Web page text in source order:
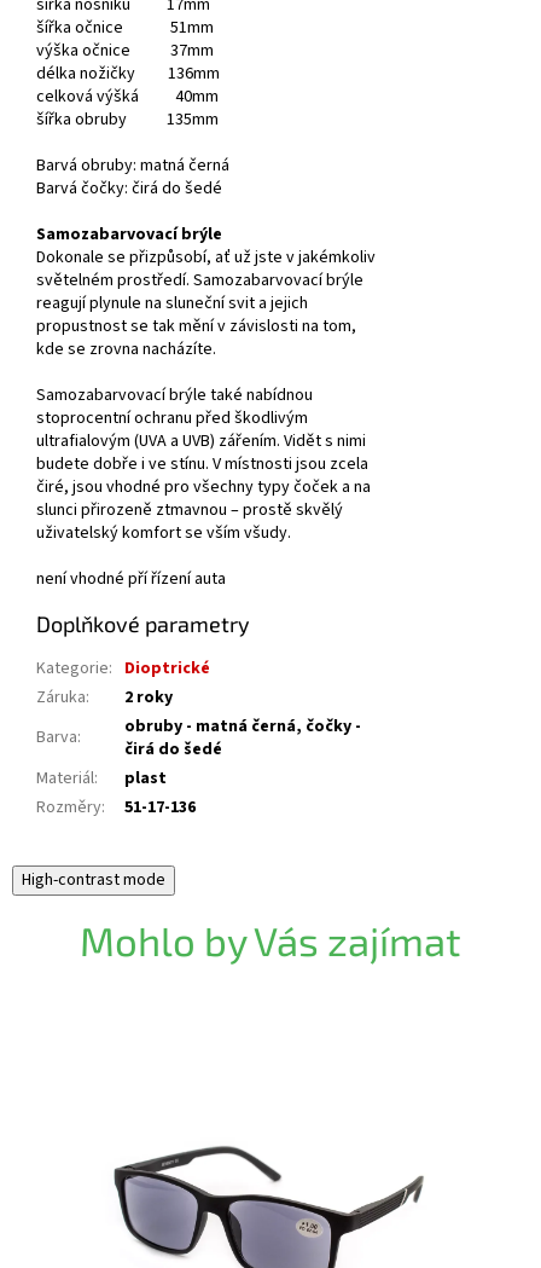
šířka očnice 51mm
výška očnice 37mm
délka nožičky 136mm
celková výšká 40mm
šířka obruby 135mm
Barvá obruby: matná černá
Barvá čočky: čirá do šedé
Samozabarvovací brýle
Dokonale se přizpůsobí, ať už jste v jakémkoliv
světelném prostředí. Samozabarvovací brýle
reagují plynule na sluneční svit a jejich
propustnost se tak mění v závislosti na tom,
kde se zrovna nacházíte.
Samozabarvovací brýle také nabídnou
stoprocentní ochranu před škodlivým
ultrafialovým (UVA a UVB) zářením. Vidět s nimi
budete dobře i ve stínu. V místnosti jsou zcela
čiré, jsou vhodné pro všechny typy čoček a na
slunci přirozeně ztmavnou – prostě skvělý
uživatelský komfort se vším všudy.
není vhodné pří řízení auta
Doplňkové parametry
Kategorie: Dioptrické
Záruka:
2 roky
Barva:
obruby - matná černá, čočky -
čirá do šedé
Materiál:
plast
Rozměry: 51-17-136
High-contrast mode
Mohlo by Vás zajímat